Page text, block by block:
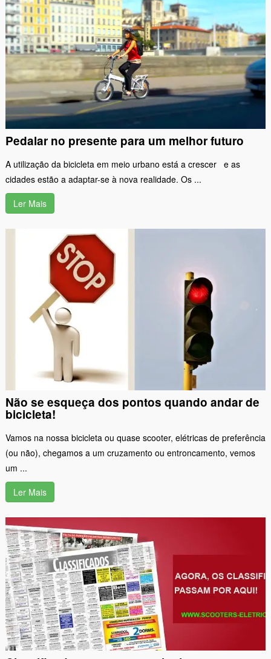
Pedalar no presente para um melhor futuro
A utilização da bicicleta em meio urbano está a crescer e as
cidades estão a adaptar-se à nova realidade. Os ...
Ler Mais
Não se esqueça dos pontos quando andar de
bicicleta!
Vamos na nossa bicicleta ou quase scooter, elétricas de preferência
(ou não), chegamos a um cruzamento ou entroncamento, vemos
um ...
Ler Mais